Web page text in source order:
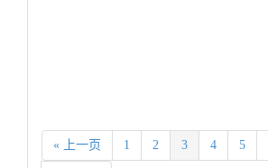
« 上一页 1 2 3 4 5